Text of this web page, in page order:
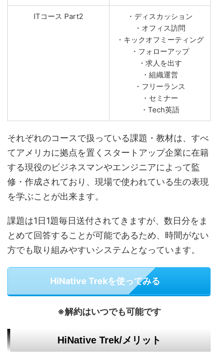
ITコース Part2
・ディスカッション
・オフィス訪問
・キックオフミーティング
・フォローアップ
・求人を出す
・組織運営
・フリーランス
・セミナー
・Tech英語
それぞれのコースで扱っている課題・教材は、すべ
てアメリカに拠点を置くスタートアップ企業に在籍
する現役のビジネスマンやエンジニアによって監
修・作成されており、現場で使われている生の表現
を学ぶことが出来ます。
課題は1日1題毎日送付されてきますが、数日分をま
とめて回答することが可能であるため、時間がない
方でも取り組みやすいシステムとなっています。
HiNative Trekを使ってみる
※解約はいつでも可能です
HiNative Trek/メリット